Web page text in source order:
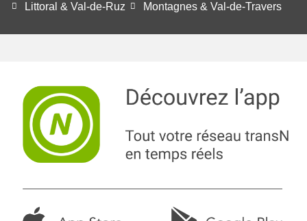
Littoral & Val-de-Ruz Montagnes & Val-de-Travers